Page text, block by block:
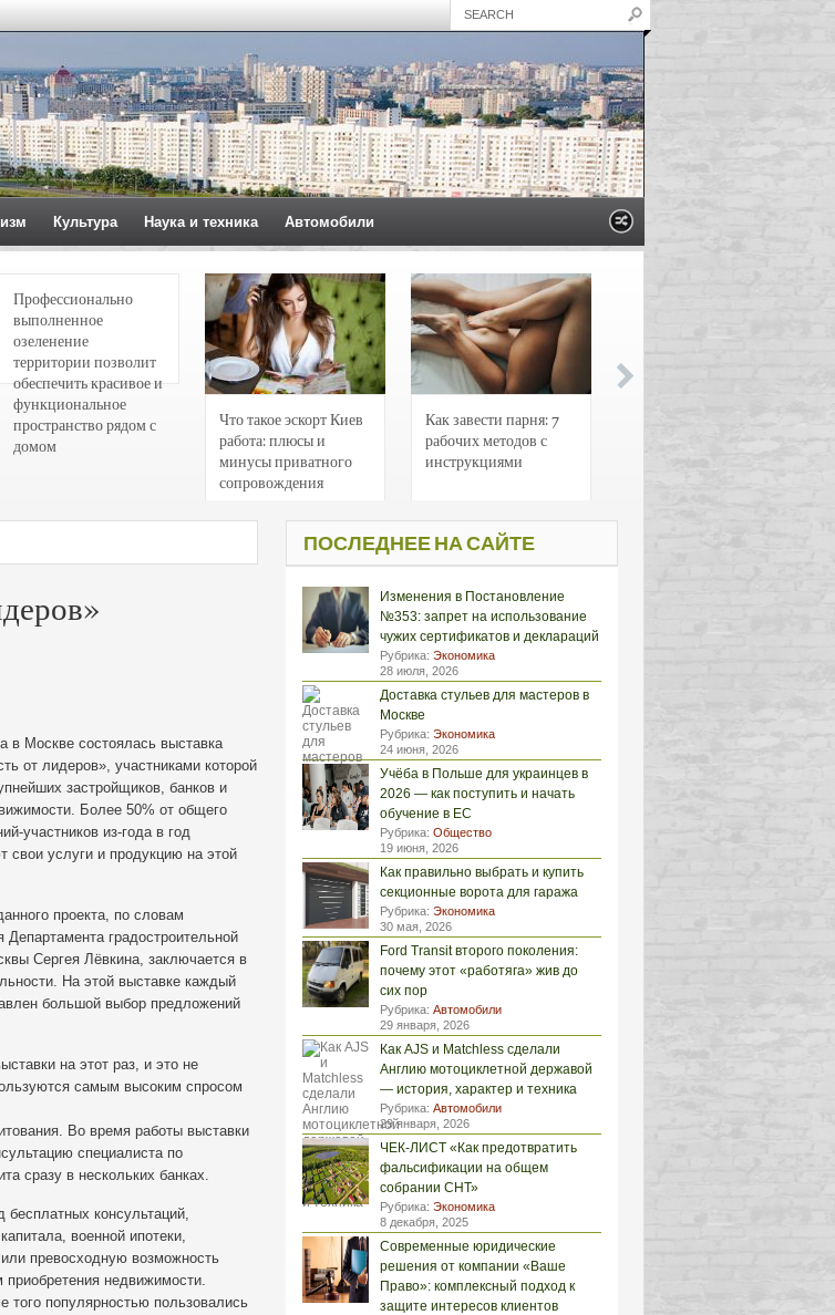
Культура Наука и техника Автомобили
Профессионально
выполненное
озеленение
территории позволит
обеспечить красивое и
функциональное
пространство рядом с
домом
Что такое эскорт Киев
работа: плюсы и
минусы приватного
сопровождения
Как завести парня: 7
рабочих методов с
инструкциями
в Москве состоялась выставка
от лидеров», участниками которой
застройщиков, банков и
Более 50% от общего
участников из-года в год
свои услуги и продукцию на этой
проекта, по словам
Департамента градостроительной
Сергея Лёвкина, заключается в
На этой выставке каждый
большой выбор предложений
на этот раз, и это не
самым высоким спросом
Во время работы выставки
специалиста по
сразу в нескольких банках.
консультаций,
военной ипотеки,
превосходную возможность
недвижимости.
того популярностью пользовались
ПОСЛЕДНЕЕ НА САЙТЕ
Изменения в Постановление
№353: запрет на использование
чужих сертификатов и деклараций
Рубрика: Экономика
28 июля, 2026
Доставка стульев для мастеров в
Москве
Рубрика: Экономика
24 июня, 2026
Учёба в Польше для украинцев в
2026 — как поступить и начать
обучение в ЕС
Рубрика: Общество
19 июня, 2026
Как правильно выбрать и купить
секционные ворота для гаража
Рубрика: Экономика
30 мая, 2026
Ford Transit второго поколения:
почему этот «работяга» жив до
сих пор
Рубрика: Автомобили
29 января, 2026
Как AJS и Matchless сделали
Англию мотоциклетной державой
— история, характер и техника
Рубрика: Автомобили
29 января, 2026
ЧЕК-ЛИСТ «Как предотвратить
фальсификации на общем
собрании СНТ»
Рубрика: Экономика
8 декабря, 2025
Современные юридические
решения от компании «Ваше
Право»: комплексный подход к
защите интересов клиентов